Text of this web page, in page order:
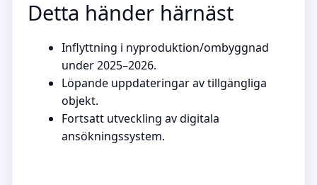
Detta händer härnäst
Inflyttning i nyproduktion/ombyggnad
under 2025–2026.
Löpande uppdateringar av tillgängliga
objekt.
Fortsatt utveckling av digitala
ansökningssystem.